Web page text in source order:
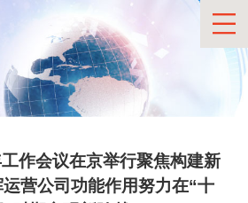
作会议在京举行聚焦构建新
营公司功能作用努力在“十